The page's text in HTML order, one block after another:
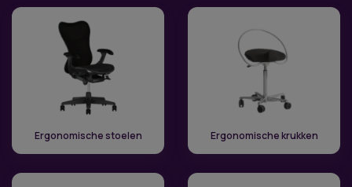
Ergonomische stoelen Ergonomische krukken